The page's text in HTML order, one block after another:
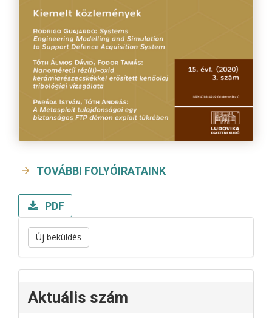
TOVÁBBI FOLYÓIRATAINK
PDF
Új beküldés
Aktuális szám